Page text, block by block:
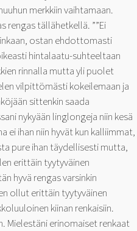
merkkiin vaihtamaan.
rengas tällähetkellä. ””Ei
ostan ehdottomasti
hintalaatu-suhteeltaan
rinnalla mutta yli puolet
vilpittömästi kokeilemaan ja
sittenkin saada
nykyään linglongeja niin kesä
ei ihan niin hyvät kun kalliimmat,
pure ihan täydellisesti mutta,
erittäin tyytyväinen
hyvä rengas varsinkin
ollut erittäin tyytyväinen
kiinan renkaisiin.
Mielestäni erinomaiset renkaat